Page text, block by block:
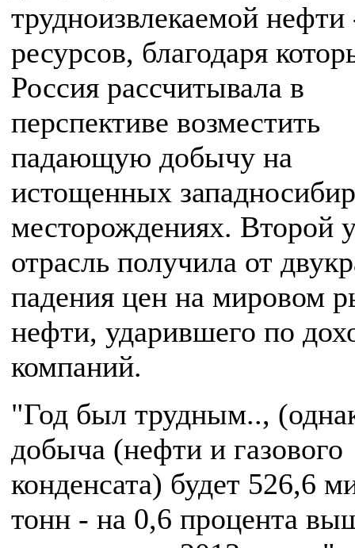
трудноизвлекаемой нефти
ресурсов, благодаря
Россия рассчитывала в
перспективе возместить
падающую добычу на
истощенных
месторождениях. Второй
отрасль получила от
падения цен на мировом
нефти, ударившего по
компаний.
"Год был трудным..,
добыча (нефти и газового
конденсата) будет 526,6
тонн - на 0,6 процента